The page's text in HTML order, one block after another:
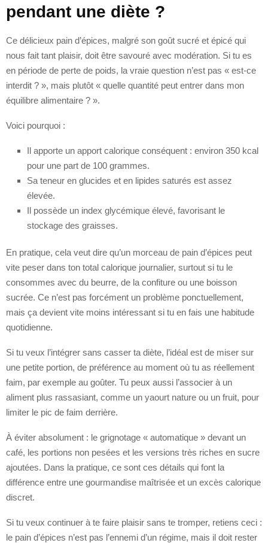
pendant une diète ?
Ce délicieux pain d’épices, malgré son goût sucré et épicé qui
nous fait tant plaisir, doit être savouré avec modération. Si tu es
en période de perte de poids, la vraie question n’est pas « est-ce
interdit ? », mais plutôt « quelle quantité peut entrer dans mon
équilibre alimentaire ? ».
Voici pourquoi :
Il apporte un apport calorique conséquent : environ 350 kcal
pour une part de 100 grammes.
Sa teneur en glucides et en lipides saturés est assez
élevée.
Il possède un index glycémique élevé, favorisant le
stockage des graisses.
En pratique, cela veut dire qu’un morceau de pain d’épices peut
vite peser dans ton total calorique journalier, surtout si tu le
consommes avec du beurre, de la confiture ou une boisson
sucrée. Ce n’est pas forcément un problème ponctuellement,
mais ça devient vite moins intéressant si tu en fais une habitude
quotidienne.
Si tu veux l’intégrer sans casser ta diète, l’idéal est de miser sur
une petite portion, de préférence au moment où tu as réellement
faim, par exemple au goûter. Tu peux aussi l’associer à un
aliment plus rassasiant, comme un yaourt nature ou un fruit, pour
limiter le pic de faim derrière.
À éviter absolument : le grignotage « automatique » devant un
café, les portions non pesées et les versions très riches en sucre
ajoutées. Dans la pratique, ce sont ces détails qui font la
différence entre une gourmandise maîtrisée et un excès calorique
discret.
Si tu veux continuer à te faire plaisir sans te tromper, retiens ceci :
le pain d’épices n’est pas l’ennemi d’un régime, mais il doit rester